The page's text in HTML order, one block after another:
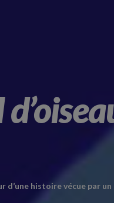
d’une histoire vécue par